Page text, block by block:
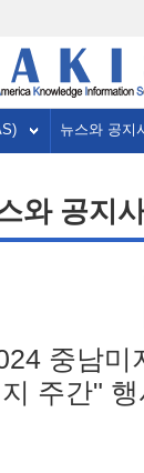
뉴스와 공지
와 공지
중남미
주간" 행